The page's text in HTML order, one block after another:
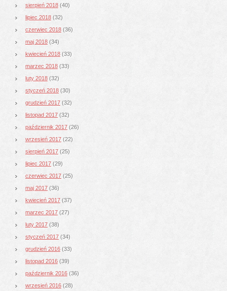
sierpień 2018 (40)
lipiec 2018 (32)
czerwiec 2018 (36)
maj 2018 (34)
kwiecień 2018 (33)
marzec 2018 (33)
luty 2018 (32)
styczeń 2018 (30)
grudzień 2017 (32)
listopad 2017 (32)
październik 2017 (26)
wrzesień 2017 (22)
sierpień 2017 (25)
lipiec 2017 (29)
czerwiec 2017 (25)
maj 2017 (36)
kwiecień 2017 (37)
marzec 2017 (27)
luty 2017 (38)
styczeń 2017 (34)
grudzień 2016 (33)
listopad 2016 (39)
październik 2016 (36)
wrzesień 2016 (28)